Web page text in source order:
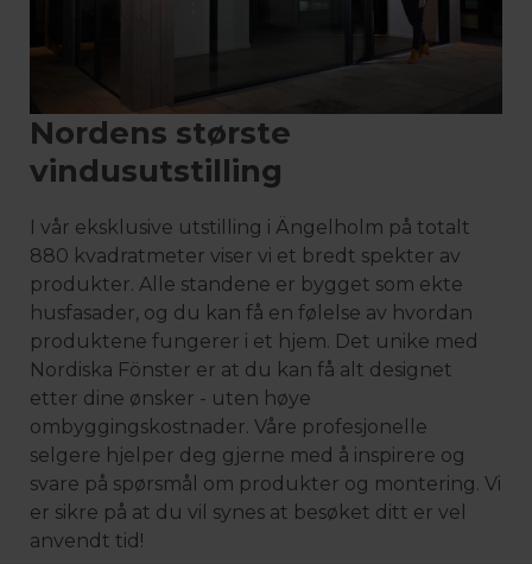
Nordens største
vindusutstilling
I vår eksklusive utstilling i Ängelholm på totalt
880 kvadratmeter viser vi et bredt spekter av
produkter. Alle standene er bygget som ekte
husfasader, og du kan få en følelse av hvordan
produktene fungerer i et hjem. Det unike med
Nordiska Fönster er at du kan få alt designet
etter dine ønsker - uten høye
ombyggingskostnader. Våre profesjonelle
selgere hjelper deg gjerne med å inspirere og
svare på spørsmål om produkter og montering. Vi
er sikre på at du vil synes at besøket ditt er vel
anvendt tid!